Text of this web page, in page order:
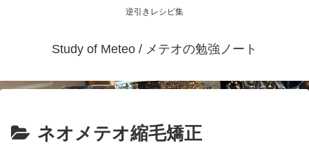
逆引きレシピ集
Study of Meteo / メテオの勉強ノート
ネオメテオ縮毛矯正